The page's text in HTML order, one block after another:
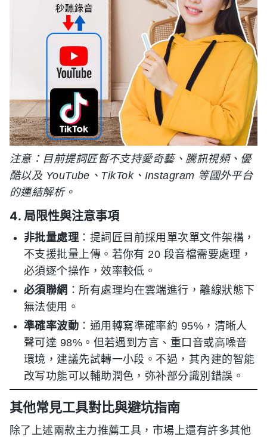
注意：目前提詞匠暫不支持愛奇藝、騰訊視頻、優
酷以及 YouTube、TikTok、Instagram 等國外平台
的連結解析。
4. 局限性與注意事項
非批量處理 ：提詞匠目前採用單次單文件架構，
不支援批量上傳。若你有 20 段音檔需要處理，
必須逐个操作，效率較低。
必須聯網 ：所有處理均在雲端進行，離線狀態下
無法使用。
準確率波動 ：通用轉寫準確率約 95%，清晰人
聲可達 98%。但若遇到方言、重口音或高噪音
環境，建議先試轉一小段。不過，其內建的智能
改写功能可以輔助潤色，弥补部分識別錯誤。
其他常見工具對比與避坑指南
除了上述兩款主力推薦工具，市場上還有許多其他